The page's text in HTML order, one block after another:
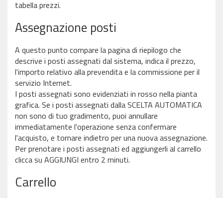
tabella prezzi.
Assegnazione posti
A questo punto compare la pagina di riepilogo che
descrive i posti assegnati dal sistema, indica il prezzo,
l'importo relativo alla prevendita e la commissione per il
servizio Internet.
I posti assegnati sono evidenziati in rosso nella pianta
grafica. Se i posti assegnati dalla SCELTA AUTOMATICA
non sono di tuo gradimento, puoi annullare
immediatamente l'operazione senza confermare
l'acquisto, e tornare indietro per una nuova assegnazione.
Per prenotare i posti assegnati ed aggiungerli al carrello
clicca su AGGIUNGI entro 2 minuti.
Carrello